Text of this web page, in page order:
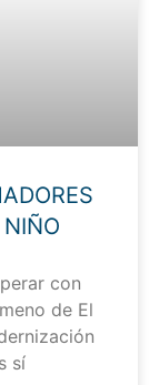
con
de El
sí